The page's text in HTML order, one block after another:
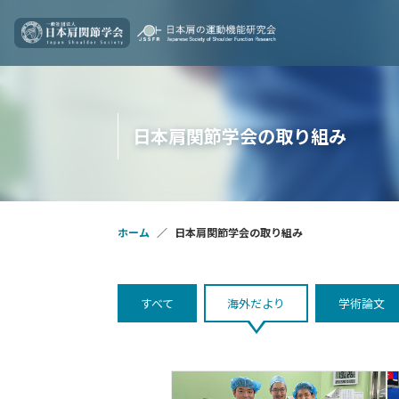
日本肩関節学会の取り組み
ホーム 日本肩関節学会の取り組み
すべて 海外だより 学術論文